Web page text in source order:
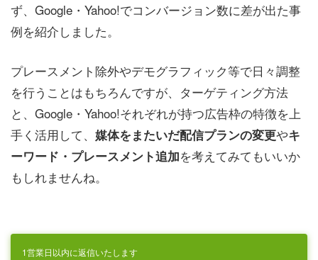
ず、Google・Yahoo!でコンバージョン数に差が出た事
例を紹介しました。
プレースメント除外やデモグラフィック等で日々調整
を行うことはもちろんですが、ターゲティング方法
と、Google・Yahoo!それぞれが持つ広告枠の特徴を上
手く活用して、 媒体をまたいだ配信プランの変更やキ
ーワード・プレースメント追加を考えてみてもいいか
もしれませんね。
1営業日以内に返信いたします